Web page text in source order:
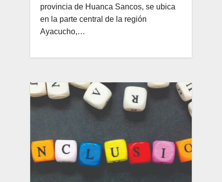
provincia de Huanca Sancos, se ubica
en la parte central de la región
Ayacucho,…